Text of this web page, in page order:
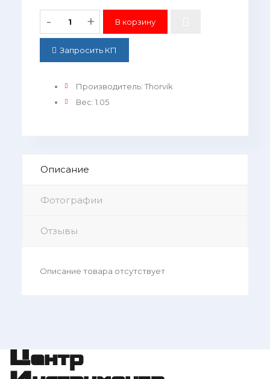
- +
Запросить КП
Производитель: Thorvik
Вес: 1.05
Описание
Фотографии
Отзывы
Описание товара отсутствует
Центр